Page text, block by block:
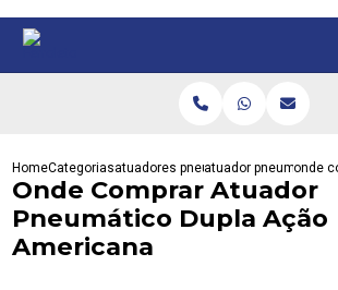
HomeCategoriasatuadores pneumaticosatuador pneumatico
onde
Onde Comprar Atuador
Pneumático Dupla Ação
Americana